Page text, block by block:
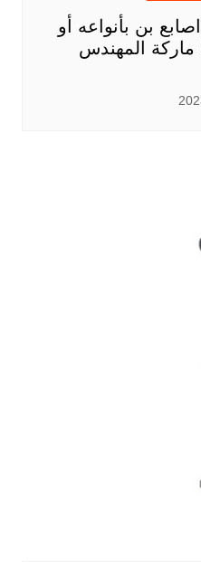
بن بأنواعه أو
حليب بودر موديل 952 ماركة المهندس